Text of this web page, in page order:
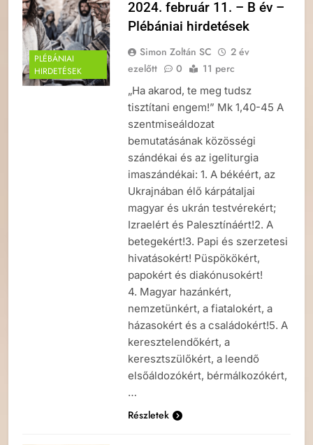
PLÉBÁNIAI
HIRDETÉSEK
2024. február 11. – B év –
Plébániai hirdetések
Simon Zoltán SC
2 év
ezelőtt
0 11 perc
„Ha akarod, te meg tudsz
tisztítani engem!” Mk 1,40-45 A
szentmiseáldozat
bemutatásának közösségi
szándékai és az igeliturgia
imaszándékai: 1. A békéért, az
Ukrajnában élő kárpátaljai
magyar és ukrán testvérekért;
Izraelért és Palesztínáért!2. A
betegekért!3. Papi és szerzetesi
hivatásokért! Püspökökért,
papokért és diakónusokért!
4. Magyar hazánkért,
nemzetünkért, a fiatalokért, a
házasokért és a családokért!5. A
keresztelendőkért, a
keresztszülőkért, a leendő
elsőáldozókért, bérmálkozókért,
…
Részletek